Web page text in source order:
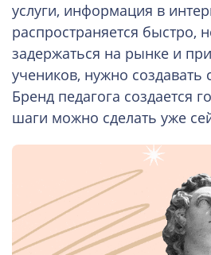
услуги, информация в
распространяется быстро,
задержаться на рынке и
учеников, нужно создавать
Бренд педагога создается
шаги можно сделать уже